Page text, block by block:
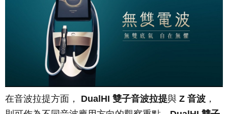
在音波拉提方面， DualHI 雙子音波拉提與 Z 音波 ，